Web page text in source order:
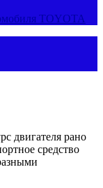
TOYOTA
двигателя рано
средство